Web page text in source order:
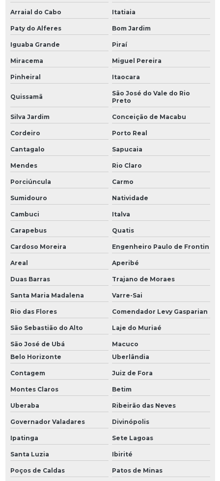
Arraial do Cabo Itatiaia
Paty do Alferes Bom Jardim
Iguaba Grande Piraí
Miracema Miguel Pereira
Pinheiral Itaocara
Quissamã
São José do Vale do Rio
Preto
Silva Jardim Conceição de Macabu
Cordeiro Porto Real
Cantagalo Sapucaia
Mendes Rio Claro
Porciúncula Carmo
Sumidouro Natividade
Cambuci Italva
Carapebus Quatis
Cardoso Moreira Engenheiro Paulo de Frontin
Areal Aperibé
Duas Barras Trajano de Moraes
Santa Maria Madalena Varre-Sai
Rio das Flores Comendador Levy Gasparian
São Sebastião do Alto Laje do Muriaé
São José de Ubá
Macuco
Belo Horizonte
Uberlândia
Contagem Juiz de Fora
Montes Claros Betim
Uberaba Ribeirão das Neves
Governador Valadares Divinópolis
Ipatinga Sete Lagoas
Santa Luzia Ibirité
Poços de Caldas Patos de Minas